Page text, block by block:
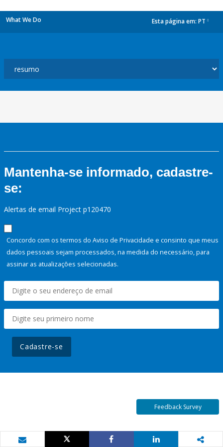
What We Do Esta página em: PT
Mantenha-se informado, cadastre-
se:
Alertas de email Project p120470
Concordo com os termos do Aviso de Privacidade e consinto que meus
dados pessoais sejam processados, na medida do necessário, para
assinar as atualizações selecionadas.
Cadastre-se
Feedback Survey